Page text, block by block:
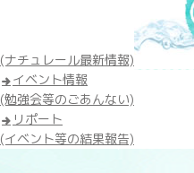
(ナチュレール最新情報)
イベント情報
(勉強会等のごあんない)
リポート
(イベント等の結果報告)